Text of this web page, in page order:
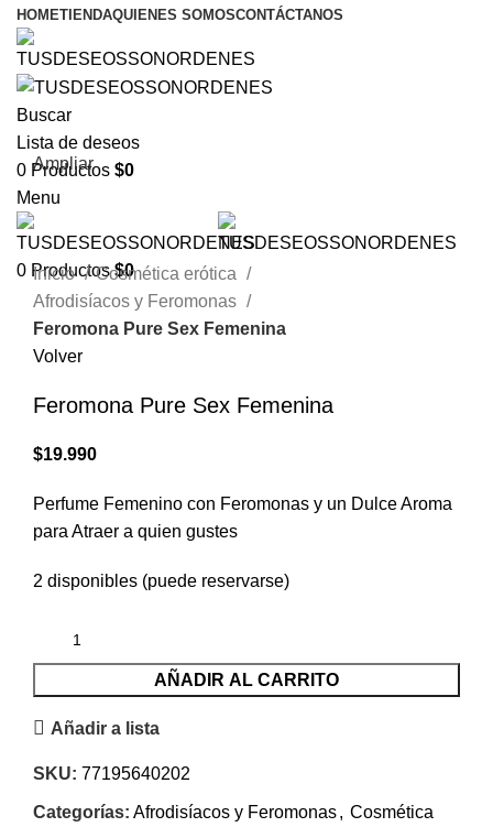
HOMETIENDAQUIENES SOMOSCONTÁCTANOS
Buscar
Lista de deseos
0 Productos $0
Menu
0 Productos $0
Ampliar
Inicio
Cosmética erótica
Afrodisíacos y Feromonas
Feromona Pure Sex Femenina
Volver
Feromona Pure Sex Femenina
$19.990
Perfume Femenino con Feromonas y un Dulce Aroma
para Atraer a quien gustes
2 disponibles (puede reservarse)
AÑADIR AL CARRITO
Añadir a lista
SKU: 77195640202
Categorías: Afrodisíacos y Feromonas, Cosmética